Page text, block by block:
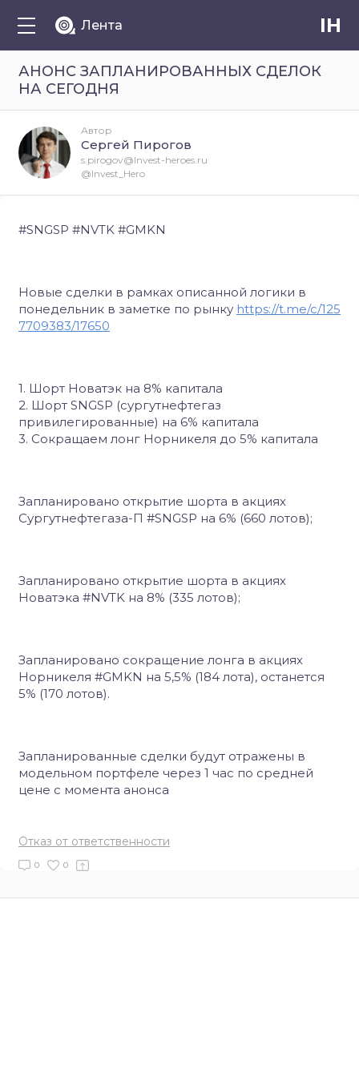
Лента IH
АНОНС ЗАПЛАНИРОВАННЫХ СДЕЛОК
НА СЕГОДНЯ
#SNGSP #NVTK #GMKN
Новые сделки в рамках описанной логики в
понедельник в заметке по рынку https://t.me/c/125
7709383/17650
1. Шорт Новатэк на 8% капитала
2. Шорт SNGSP (сургутнефтегаз
привилегированные) на 6% капитала
3. Сокращаем лонг Норникеля до 5% капитала
Запланировано открытие шорта в акциях
Сургутнефтегаза-П #SNGSP на 6% (660 лотов);
Запланировано открытие шорта в акциях
Новатэка #NVTK на 8% (335 лотов);
Запланировано сокращение лонга в акциях
Норникеля #GMKN на 5,5% (184 лота), останется
5% (170 лотов).
Запланированные сделки будут отражены в
модельном портфеле через 1 час по средней
цене с момента анонса
Отказ от ответственности
0 0
Автор
Сергей Пирогов
s.pirogov@Invest-heroes.ru
@Invest_Hero